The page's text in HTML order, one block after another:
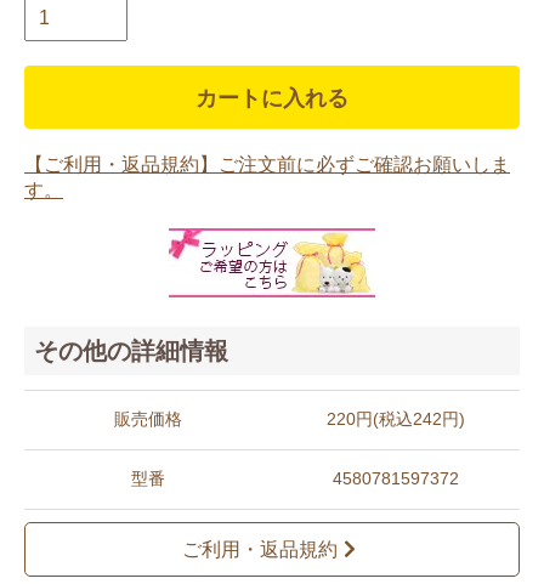
カートに入れる
【ご利用・返品規約】ご注文前に必ずご確認お願いしま
す。
その他の詳細情報
販売価格 220円(税込242円)
型番 4580781597372
ご利用・返品規約